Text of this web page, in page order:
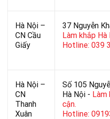
Hà Nội –
CN Cầu
Giấy
37 Nguyễn
Làm khắp Hà
Hotline: 039
Hà Nội –
CN
Thanh
Xuân
Số 105
Hà Nội - Làm
cận.
Hotline: